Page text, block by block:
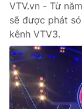
VTV.vn - Từ
sẽ được phát
kênh VTV3.